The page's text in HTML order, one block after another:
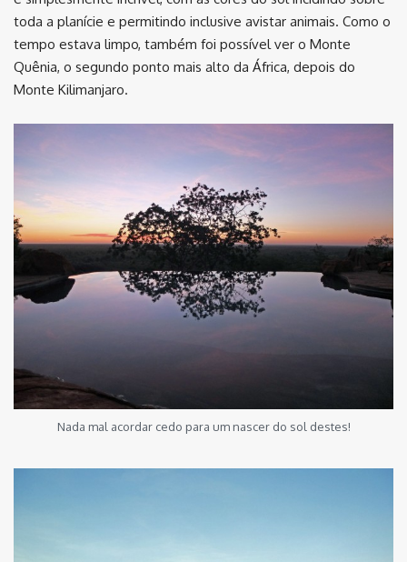
toda a planície e permitindo inclusive avistar animais. Como o
tempo estava limpo, também foi possível ver o Monte
Quênia, o segundo ponto mais alto da África, depois do
Monte Kilimanjaro.
Nada mal acordar cedo para um nascer do sol destes!